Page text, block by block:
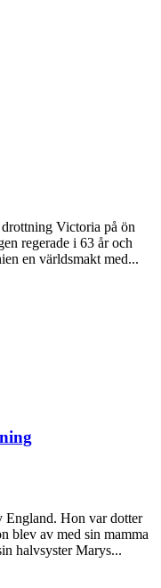
Victoria på ön
regerade i 63 år och
en världsmakt med...
England. Hon var dotter
blev av med sin mamma
halvsyster Marys...